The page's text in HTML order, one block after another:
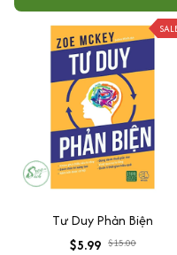
Tư Duy Phản Biện
$5.99 $15.00